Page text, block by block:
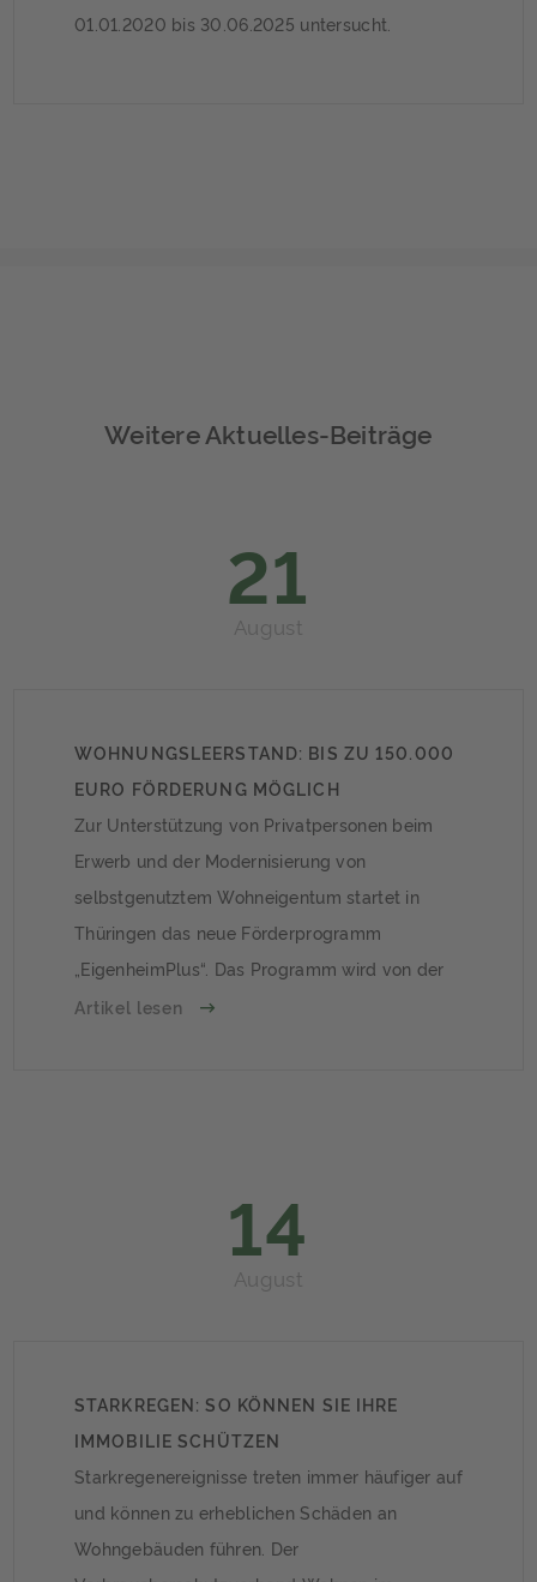
01.01.2020 bis 30.06.2025 untersucht.
Weitere Aktuelles-Beiträge
21
August
WOHNUNGSLEERSTAND: BIS ZU 150.000
EURO FÖRDERUNG MÖGLICH
Zur Unterstützung von Privatpersonen beim
Erwerb und der Modernisierung von
selbstgenutztem Wohneigentum startet in
Thüringen das neue Förderprogramm
„EigenheimPlus“. Das Programm wird von der
Thüringer Aufbaubank (TAB) als
Artikel lesen
14
August
STARKREGEN: SO KÖNNEN SIE IHRE
IMMOBILIE SCHÜTZEN
Starkregenereignisse treten immer häufiger auf
und können zu erheblichen Schäden an
Wohngebäuden führen. Der